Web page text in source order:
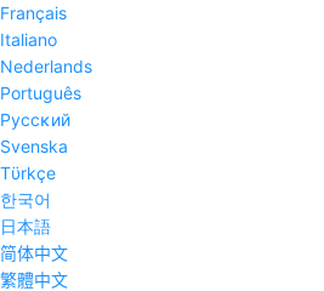
Français
Italiano
Nederlands
Português
Pyccĸий
Svenska
Tϋrkçe
한국어
日本語
简体中文
繁體中文